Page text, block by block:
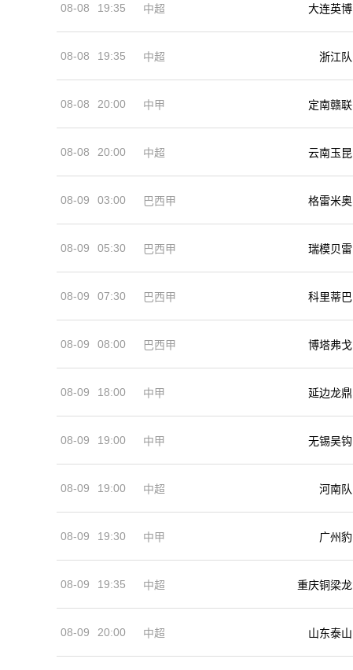
08-08 19:35 中超 大连英博
08-08 19:35 中超 浙江队
08-08 20:00 中甲 定南赣联
08-08 20:00 中超 云南玉昆
08-09 03:00 巴西甲 格雷米奥
08-09 05:30 巴西甲 瑞模贝雷
08-09 07:30 巴西甲 科里蒂巴
08-09 08:00 巴西甲 博塔弗戈
08-09 18:00 中甲 延边龙鼎
08-09 19:00 中甲 无锡吴钩
08-09 19:00 中超 河南队
08-09 19:30 中甲 广州豹
08-09 19:35 中超 重庆铜梁龙
08-09 20:00 中超 山东泰山